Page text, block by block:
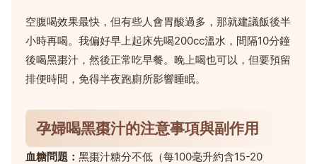
空腹喝效果最快，但有些人會胃酸過多，那就建議飯後半
小時再喝。我偏好早上起床先喝200cc溫水，間隔10分鐘
後喝黑棗汁，然後正常吃早餐。晚上喝也可以，但要預留
排便時間，免得半夜跑廁所影響睡眠。
孕婦喝黑棗汁的注意事項與副作用
血糖問題： 黑棗汁糖分不低（每100毫升約含15-20